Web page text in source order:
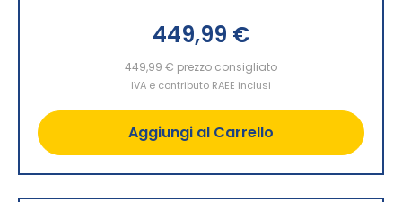
449,99 €
449,99 € prezzo consigliato
IVA e contributo RAEE inclusi
Aggiungi al Carrello